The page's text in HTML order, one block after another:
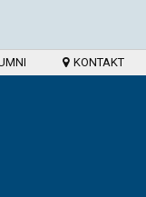
KONTAKT